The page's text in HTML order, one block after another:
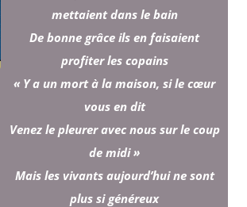
mettaient dans le bain
De bonne grâce ils en faisaient
profiter les copains
« Y a un mort à la maison, si le cœur
vous en dit
Venez le pleurer avec nous sur le coup
de midi »
Mais les vivants aujourd’hui ne sont
plus si généreux